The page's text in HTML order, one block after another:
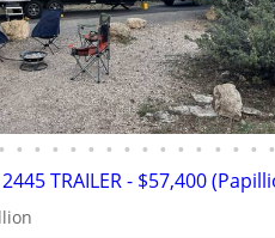
• • • • • • • • • • • • • • • •